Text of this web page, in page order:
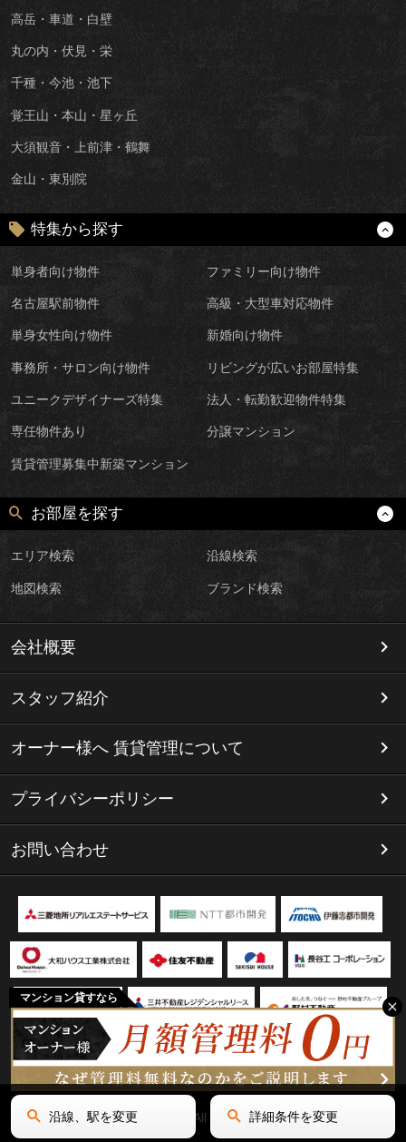
マンション貸すなら
高岳・車道・白壁
丸の内・伏見・栄
千種・今池・池下
覚王山・本山・星ヶ丘
大須観音・上前津・鶴舞
金山・東別院
特集から探す
単身者向け物件 ファミリー向け物件
名古屋駅前物件 高級・大型車対応物件
単身女性向け物件 新婚向け物件
事務所・サロン向け物件 リビングが広いお部屋特集
ユニークデザイナーズ特集 法人・転勤歓迎物件特集
専任物件あり 分譲マンション
賃貸管理募集中新築マンション
お部屋を探す
エリア検索 沿線検索
地図検索 ブランド検索
会社概要
スタッフ紹介
オーナー様へ 賃貸管理について
プライバシーポリシー
お問い合わせ
Copyright(C) リミテッド名古屋 All Rights Reserved.
沿線、駅を変更 詳細条件を変更